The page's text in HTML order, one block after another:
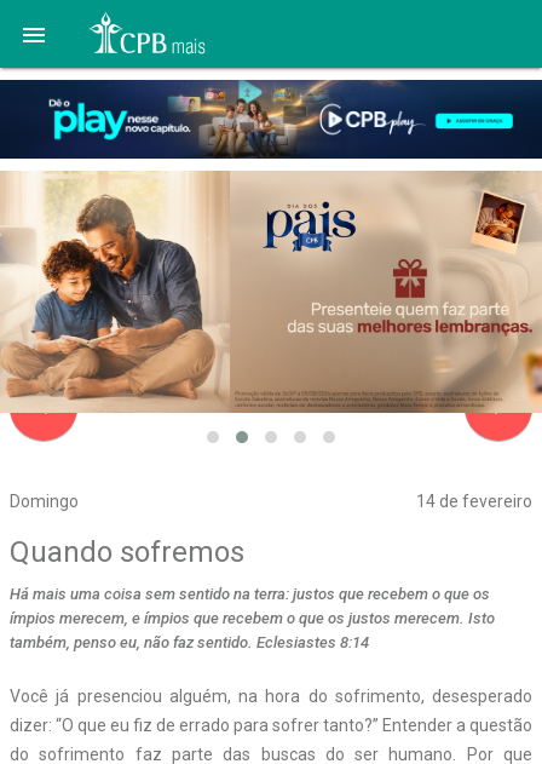

Domingo 14 de fevereiro
navigate_before
Quando sofremos
Há mais uma coisa sem sentido na terra: justos que recebem o que os
ímpios merecem, e ímpios que recebem o que os justos merecem. Isto
também, penso eu, não faz sentido. Eclesiastes 8:14
Você já presenciou alguém, na hora do sofrimento, desesperado
dizer: “O que eu fiz de errado para sofrer tanto?” Entender a questão
do sofrimento faz parte das buscas do ser humano. Por que
navigate_next